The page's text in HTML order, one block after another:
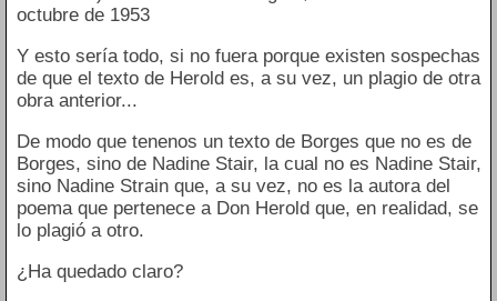
octubre de 1953
Y esto sería todo, si no fuera porque existen sospechas
de que el texto de Herold es, a su vez, un plagio de otra
obra anterior...
De modo que tenenos un texto de Borges que no es de
Borges, sino de Nadine Stair, la cual no es Nadine Stair,
sino Nadine Strain que, a su vez, no es la autora del
poema que pertenece a Don Herold que, en realidad, se
lo plagió a otro.
¿Ha quedado claro?